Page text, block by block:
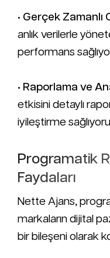
• Gerçek Zamanlı
anlık verilerle
performans
• Raporlama ve
etkisini detaylı
iyileştirme
Programatik
Faydaları
Nette Ajans,
markaların dijital
bir bileşeni olarak